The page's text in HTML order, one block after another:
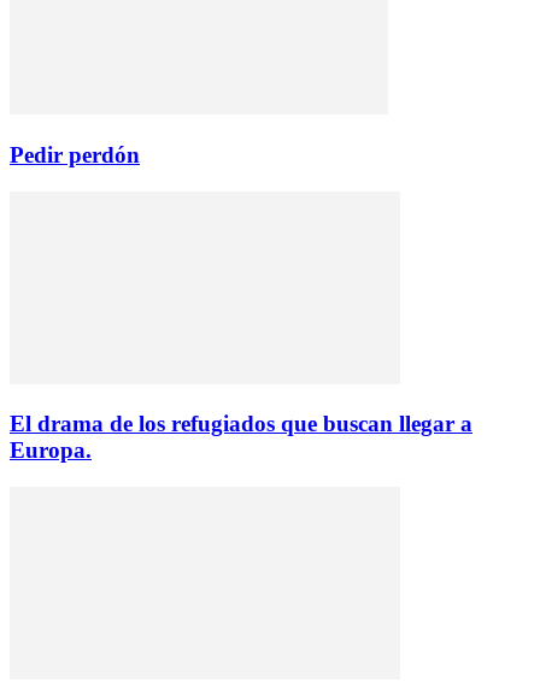
Pedir perdón
El drama de los refugiados que buscan llegar a
Europa.